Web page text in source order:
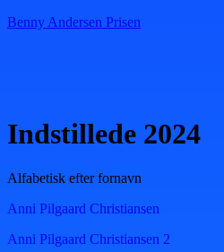
Benny Andersen Prisen
Indstillede 2024
Alfabetisk efter fornavn
Anni Pilgaard Christiansen
Anni Pilgaard Christiansen 2